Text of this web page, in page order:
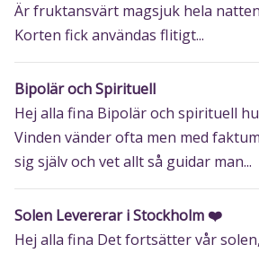
Är fruktansvärt magsjuk hela
Korten fick användas flitigt...
Bipolär och Spirituell
Hej alla fina Bipolär och spirituell
Vinden vänder ofta men med
sig själv och vet allt så guidar man...
Solen Levererar i Stockholm ❤️
Hej alla fina Det fortsätter vår